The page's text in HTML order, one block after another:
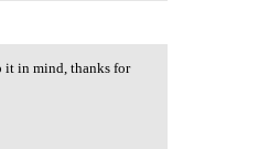
it in mind, thanks for